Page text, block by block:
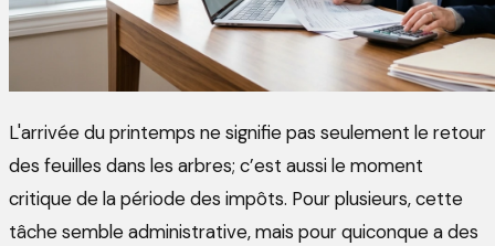
L'arrivée du printemps ne signifie pas seulement le retour
des feuilles dans les arbres; c’est aussi le moment
critique de la période des impôts. Pour plusieurs, cette
tâche semble administrative, mais pour quiconque a des